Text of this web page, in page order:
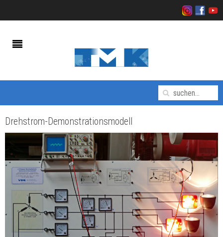
Drehstrom-Demonstrationsmodell